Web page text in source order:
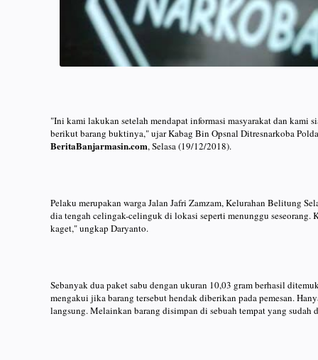
"Ini kami lakukan setelah mendapat informasi masyarakat dan kami
berikut barang buktinya," ujar Kabag Bin Opsnal Ditresnarkoba
BeritaBanjarmasin.com, Selasa (19/12/2018).
Pelaku merupakan warga Jalan Jafri Zamzam, Kelurahan Belitung
dia tengah celingak-celinguk di lokasi seperti menunggu seseorang.
kaget," ungkap Daryanto.
Sebanyak dua paket sabu dengan ukuran 10,03 gram berhasil
mengakui jika barang tersebut hendak diberikan pada pemesan.
langsung. Melainkan barang disimpan di sebuah tempat yang sudah